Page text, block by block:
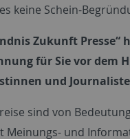
keine Schein-
Zukunft Presse“
für Sie vor dem
und
sind von
Meinungs- und